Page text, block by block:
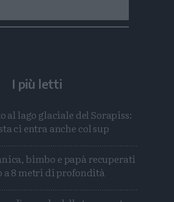
I più letti
al lago glaciale del Sorapiss:
ci entra anche col sup
bimbo e papà recuperati
a 8 metri di profondità